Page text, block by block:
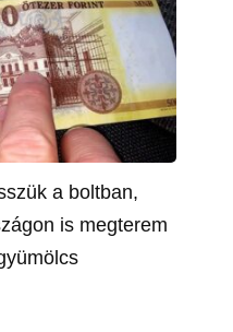
a boltban,
is megterem